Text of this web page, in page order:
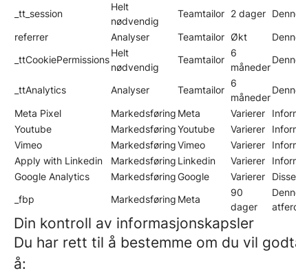
_tt_session
Helt
nødvendig
Teamtailor 2 dager
referrer
Analyser Teamtailor Økt
_ttCookiePermissions
Helt
nødvendig
Teamtailor
6
måneder
_ttAnalytics Analyser Teamtailor
6
måneder
Meta Pixel
Markedsføring Meta Varierer
Youtube
MarkedsføringYoutube Varierer
Vimeo
MarkedsføringVimeo Varierer
Apply with Linkedin
Markedsføring Linkedin Varierer
Google Analytics
MarkedsføringGoogle Varierer
_fbp
Markedsføring Meta
90
dager
Din kontroll av informasjonskapsler
Du har rett til å bestemme om du vil
å: